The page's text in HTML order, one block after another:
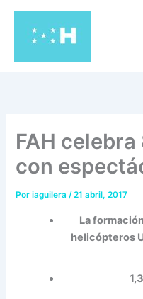
contenido
FAH
con
Poriaguilera/21 abril, 2017
La
helicópteros